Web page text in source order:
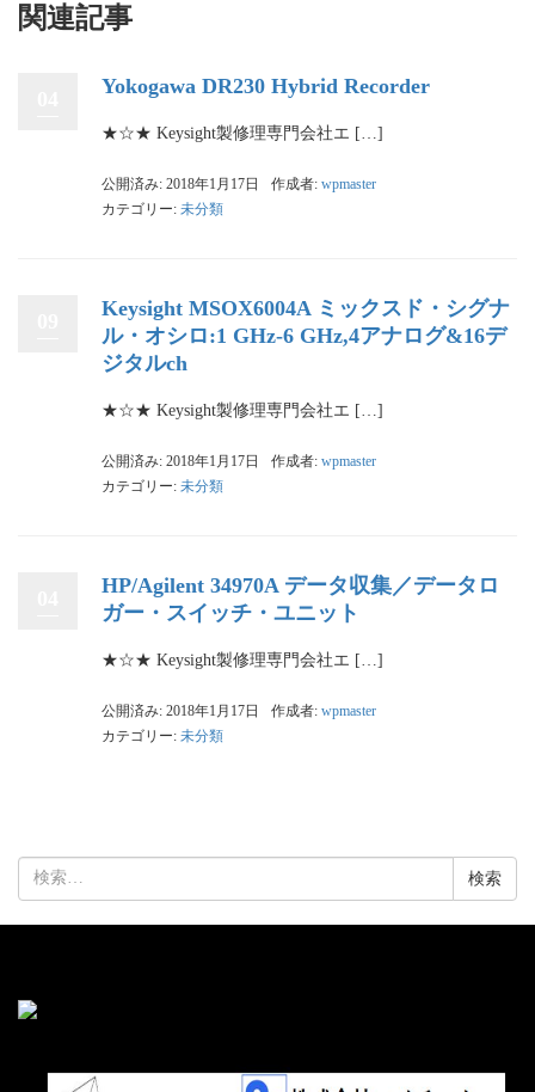
関連記事
Yokogawa DR230 Hybrid Recorder
★☆★ Keysight製修理専門会社エ […]
公開済み: 2018年1月17日 作成者: wpmaster
カテゴリー: 未分類
Keysight MSOX6004A ミックスド・シグナ
ル・オシロ:1 GHz-6 GHz,4アナログ&16デ
ジタルch
★☆★ Keysight製修理専門会社エ […]
公開済み: 2018年1月17日 作成者: wpmaster
カテゴリー: 未分類
HP/Agilent 34970A データ収集／データロ
ガー・スイッチ・ユニット
★☆★ Keysight製修理専門会社エ […]
公開済み: 2018年1月17日 作成者: wpmaster
カテゴリー: 未分類
索: